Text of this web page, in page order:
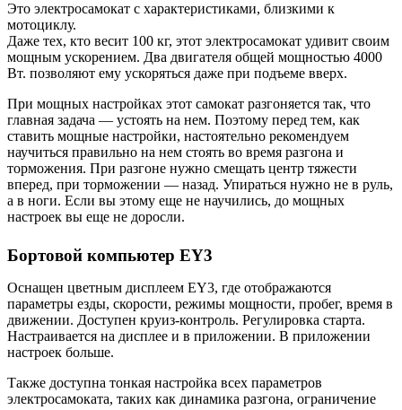
Это электросамокат с характеристиками, близкими к
мотоциклу.
Даже тех, кто весит 100 кг, этот электросамокат удивит своим
мощным ускорением. Два двигателя общей мощностью 4000
Вт. позволяют ему ускоряться даже при подъеме вверх.
При мощных настройках этот самокат разгоняется так, что
главная задача — устоять на нем. Поэтому перед тем, как
ставить мощные настройки, настоятельно рекомендуем
научиться правильно на нем стоять во время разгона и
торможения. При разгоне нужно смещать центр тяжести
вперед, при торможении — назад. Упираться нужно не в руль,
а в ноги. Если вы этому еще не научились, до мощных
настроек вы еще не доросли.
Бортовой компьютер EY3
Оснащен цветным дисплеем EY3, где отображаются
параметры езды, скорости, режимы мощности, пробег, время в
движении. Доступен круиз-контроль. Регулировка старта.
Настраивается на дисплее и в приложении. В приложении
настроек больше.
Также доступна тонкая настройка всех параметров
электросамоката, таких как динамика разгона, ограничение